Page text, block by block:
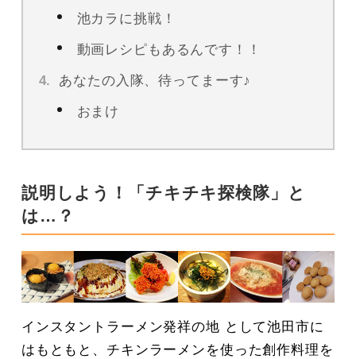
池カラに挑戦！
動画レシピもあるんです！！
あなたの入隊、待ってまーす♪
おまけ
説明しよう！「チキチキ探検隊」と
は…？
インスタントラーメン発祥の地 として池田市に
はもともと、チキンラーメンを使った創作料理を